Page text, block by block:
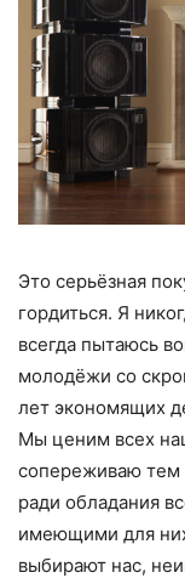
Это серьёзная
гордиться. Я
всегда пытаюсь
молодёжи со
лет экономящих
Мы ценим всех
сопереживаю тем
ради обладания
имеющими для
выбирают нас,